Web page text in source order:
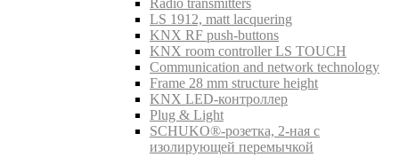
Radio transmitters
LS 1912, matt lacquering
KNX RF push-buttons
KNX room controller LS TOUCH
Communication and network technology
Frame 28 mm structure height
KNX LED-контроллер
Plug & Light
SCHUKO®-розетка, 2-ная с
изолирующей перемычкой